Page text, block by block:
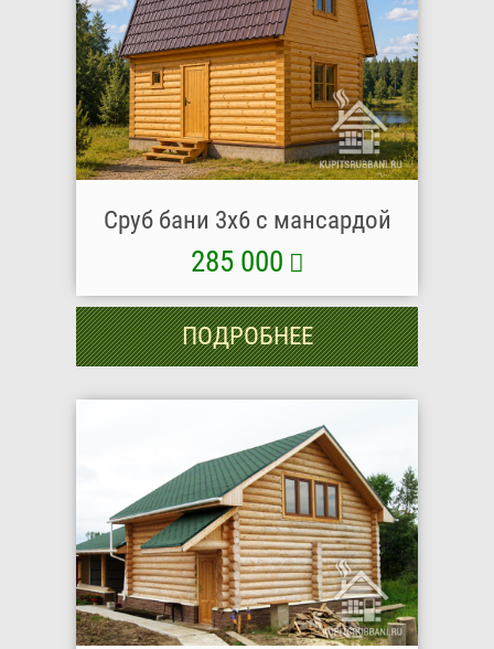
Сруб бани 3х6 с мансардой
285 000
ПОДРОБНЕЕ